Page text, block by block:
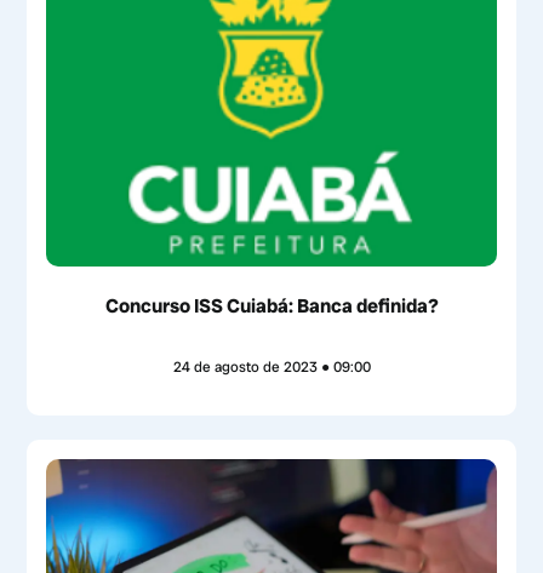
Concurso ISS Cuiabá: Banca definida?
24 de agosto de 2023 09:00